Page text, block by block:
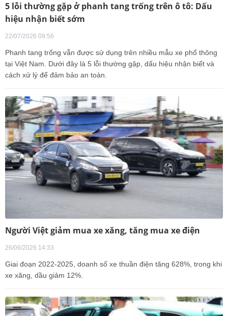
5 lỗi thường gặp ở phanh tang trống trên ô tô: Dấu
hiệu nhận biết sớm
22/07/2026 09:56
Phanh tang trống vẫn được sử dụng trên nhiều mẫu xe phổ thông
tại Việt Nam. Dưới đây là 5 lỗi thường gặp, dấu hiệu nhận biết và
cách xử lý để đảm bảo an toàn.
Người Việt giảm mua xe xăng, tăng mua xe điện
26/06/2026 14:33
Giai đoạn 2022-2025, doanh số xe thuần điện tăng 628%, trong khi
xe xăng, dầu giảm 12%.